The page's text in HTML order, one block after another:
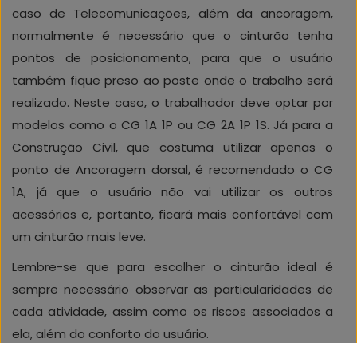
caso de Telecomunicações, além da ancoragem,
normalmente é necessário que o cinturão tenha
pontos de posicionamento, para que o usuário
também fique preso ao poste onde o trabalho será
realizado. Neste caso, o trabalhador deve optar por
modelos como o CG 1A 1P ou CG 2A 1P 1S. Já para a
Construção Civil, que costuma utilizar apenas o
ponto de Ancoragem dorsal, é recomendado o CG
1A, já que o usuário não vai utilizar os outros
acessórios e, portanto, ficará mais confortável com
um cinturão mais leve.
Lembre-se que para escolher o cinturão ideal é
sempre necessário observar as particularidades de
cada atividade, assim como os riscos associados a
ela, além do conforto do usuário.